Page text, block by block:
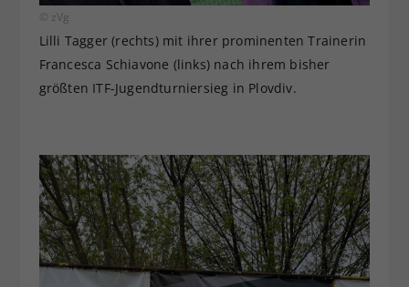
© zVg
Lilli Tagger (rechts) mit ihrer prominenten Trainerin
Francesca Schiavone (links) nach ihrem bisher
größten ITF-Jugendturniersieg in Plovdiv.